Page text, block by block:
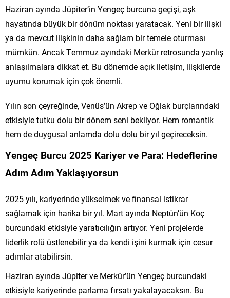
Haziran ayında Jüpiter’in Yengeç burcuna geçişi, aşk
hayatında büyük bir dönüm noktası yaratacak. Yeni bir ilişki
ya da mevcut ilişkinin daha sağlam bir temele oturması
mümkün. Ancak Temmuz ayındaki Merkür retrosunda yanlış
anlaşılmalara dikkat et. Bu dönemde açık iletişim, ilişkilerde
uyumu korumak için çok önemli.
Yılın son çeyreğinde, Venüs’ün Akrep ve Oğlak burçlarındaki
etkisiyle tutku dolu bir dönem seni bekliyor. Hem romantik
hem de duygusal anlamda dolu dolu bir yıl geçireceksin.
Yengeç Burcu 2025 Kariyer ve Para: Hedeflerine
Adım Adım Yaklaşıyorsun
2025 yılı, kariyerinde yükselmek ve finansal istikrar
sağlamak için harika bir yıl. Mart ayında Neptün’ün Koç
burcundaki etkisiyle yaratıcılığın artıyor. Yeni projelerde
liderlik rolü üstlenebilir ya da kendi işini kurmak için cesur
adımlar atabilirsin.
Haziran ayında Jüpiter ve Merkür’ün Yengeç burcundaki
etkisiyle kariyerinde parlama fırsatı yakalayacaksın. Bu